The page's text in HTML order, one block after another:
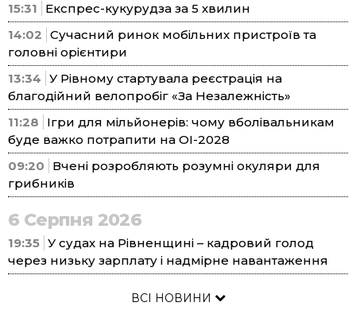
15:31
Експрес-кукурудза за 5 хвилин
14:02 Сучасний ринок мобільних пристроїв та
головні орієнтири
13:34 У Рівному стартувала реєстрація на
благодійний велопробіг «За Незалежність»
11:28
Ігри для мільйонерів: чому вболівальникам
буде важко потрапити на ОІ-2028
09:20
Вчені розробляють розумні окуляри для
грибників
6 Серпня 2026
19:35 У судах на Рівненщині – кадровий голод
через низьку зарплату і надмірне навантаження
ВСІ НОВИНИ